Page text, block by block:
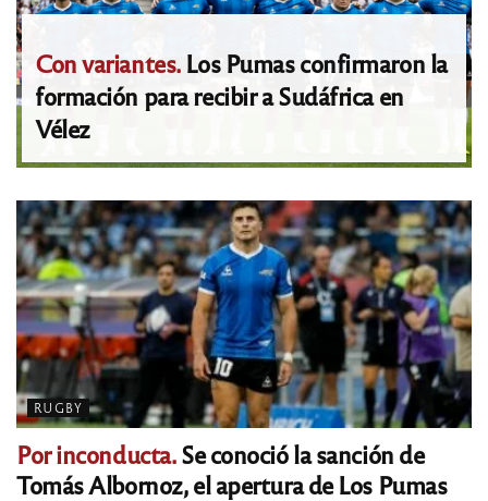
Con variantes.Los Pumas confirmaron la
formación para recibir a Sudáfrica en
Vélez
RUGBY
Por inconducta.Se conoció la sanción de
Tomás Albornoz, el apertura de Los Pumas